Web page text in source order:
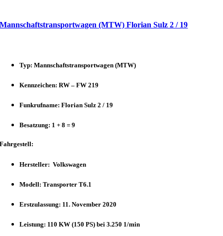
Mannschaftstransportwagen (MTW) Florian Sulz 2 / 19
Typ: Mannschaftstransportwagen (MTW)
Kennzeichen: RW – FW 219
Funkrufname: Florian Sulz 2 / 19
Besatzung: 1 + 8 = 9
Fahrgestell:
Hersteller: Volkswagen
Modell: Transporter T6.1
Erstzulassung: 11. November 2020
Leistung: 110 KW (150 PS) bei 3.250 1/min